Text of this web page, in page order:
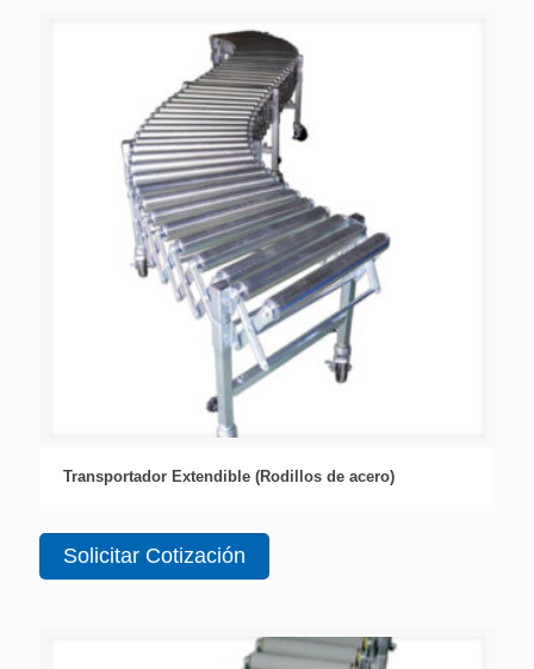
Transportador Extendible (Rodillos de acero)
Solicitar Cotización